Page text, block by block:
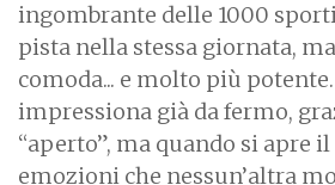
ingombrante delle 1000
pista nella stessa giornata,
comoda... e molto più
impressiona già da fermo,
“aperto”, ma quando si apre
emozioni che nessun’altra